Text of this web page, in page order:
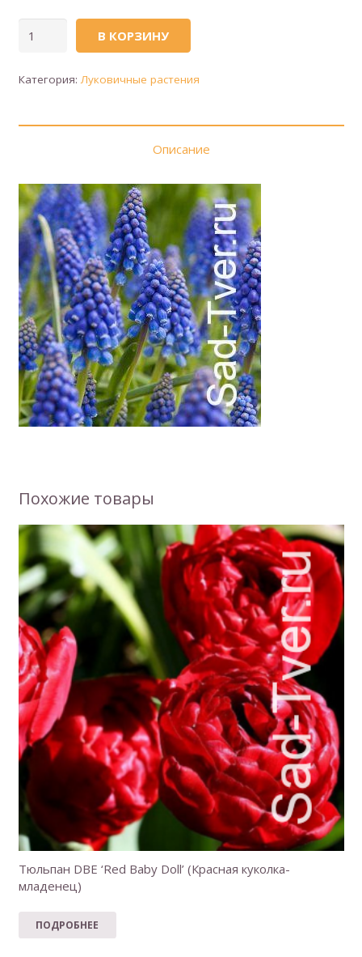
Количество
В КОРЗИНУ
Категория:Луковичные растения
Описание
Похожие товары
Тюльпан DBE ‘Red Baby Doll’ (Красная куколка-
младенец)
ПОДРОБНЕЕ